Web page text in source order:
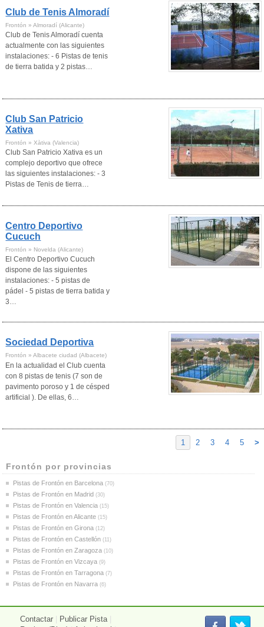
Club de Tenis Almoradí
Frontón » Almoradí (Alicante)
Club de Tenis Almoradí cuenta
actualmente con las siguientes
instalaciones: - 6 Pistas de tenis
de tierra batida y 2 pistas…
Club San Patricio
Xativa
Frontón » Xàtiva (Valencia)
Club San Patricio Xativa es un
complejo deportivo que ofrece
las siguientes instalaciones: - 3
Pistas de Tenis de tierra…
Centro Deportivo
Cucuch
Frontón » Novelda (Alicante)
El Centro Deportivo Cucuch
dispone de las siguientes
instalaciones: - 5 pistas de
pádel - 5 pistas de tierra batida y
3…
Sociedad Deportiva
Frontón » Albacete ciudad (Albacete)
En la actualidad el Club cuenta
con 8 pistas de tenis (7 son de
pavimento poroso y 1 de césped
artificial ). De ellas, 6…
1 2 3 4 5 >
Frontón por provincias
Pistas de Frontón en Barcelona (70)
Pistas de Frontón en Madrid (30)
Pistas de Frontón en Valencia (15)
Pistas de Frontón en Alicante (15)
Pistas de Frontón en Girona (12)
Pistas de Frontón en Castellón (11)
Pistas de Frontón en Zaragoza (10)
Pistas de Frontón en Vizcaya (9)
Pistas de Frontón en Tarragona (7)
Pistas de Frontón en Navarra (6)
Contactar Publicar Pista